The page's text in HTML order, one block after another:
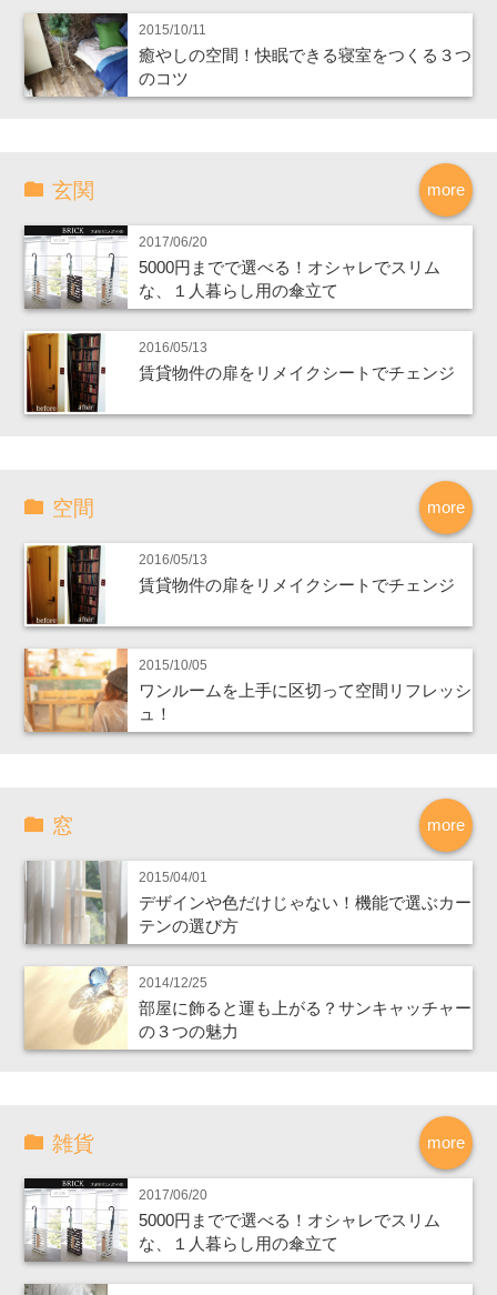
2015/10/11
癒やしの空間！快眠できる寝室をつくる３つ
のコツ
more
玄関
2017/06/20
5000円までで選べる！オシャレでスリム
な、１人暮らし用の傘立て
2016/05/13
賃貸物件の扉をリメイクシートでチェンジ
more
空間
2016/05/13
賃貸物件の扉をリメイクシートでチェンジ
2015/10/05
ワンルームを上手に区切って空間リフレッシ
ュ！
more
窓
2015/04/01
デザインや色だけじゃない！機能で選ぶカー
テンの選び方
2014/12/25
部屋に飾ると運も上がる？サンキャッチャー
の３つの魅力
more
雑貨
2017/06/20
5000円までで選べる！オシャレでスリム
な、１人暮らし用の傘立て